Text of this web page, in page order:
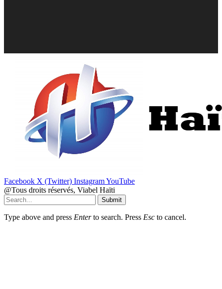
Facebook X (Twitter) InstagramYouTube
@Tous droits réservés, Viabel Haïti
Submit
Type above and press Enterto search. Press Esc to cancel.